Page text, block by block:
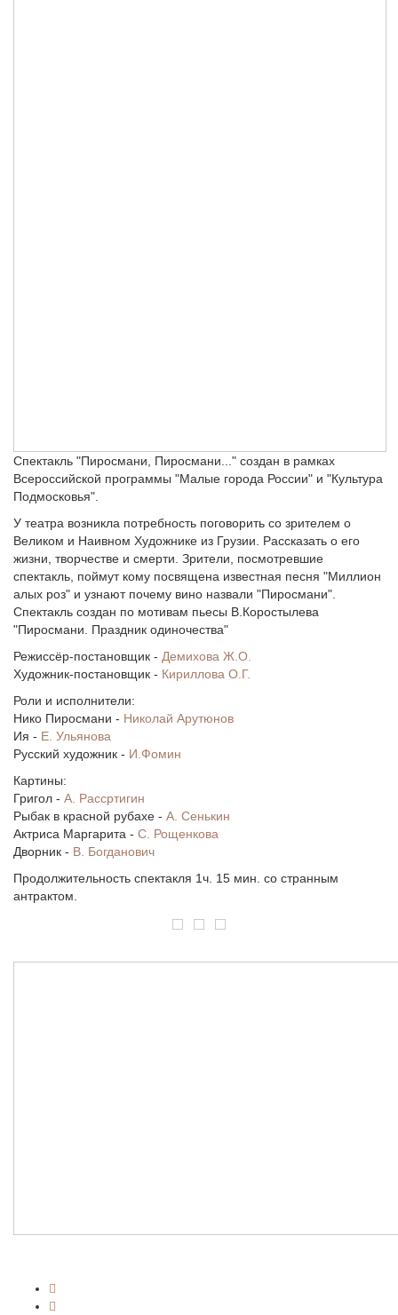
Спектакль "Пиросмани, Пиросмани..." создан в рамках
Всероссийской программы "Малые города России" и "Культура
Подмосковья".
У театра возникла потребность поговорить со зрителем о
Великом и Наивном Художнике из Грузии. Рассказать о его
жизни, творчестве и смерти. Зрители, посмотревшие
спектакль, поймут кому посвящена известная песня "Миллион
алых роз" и узнают почему вино назвали "Пиросмани".
Спектакль создан по мотивам пьесы В.Коростылева
"Пиросмани. Праздник одиночества"
Режиссёр-постановщик - Демихова Ж.О.
Художник-постановщик - Кириллова О.Г.
Роли и исполнители:
Нико Пиросмани - Николай Арутюнов
Ия - Е. Ульянова
Русский художник - И.Фомин
Картины:
Григол - А. Рассртигин
Рыбак в красной рубахе - А. Сенькин
Актриса Маргарита - С. Рощенкова
Дворник - В. Богданович
Продолжительность спектакля 1ч. 15 мин. со странным
антрактом.